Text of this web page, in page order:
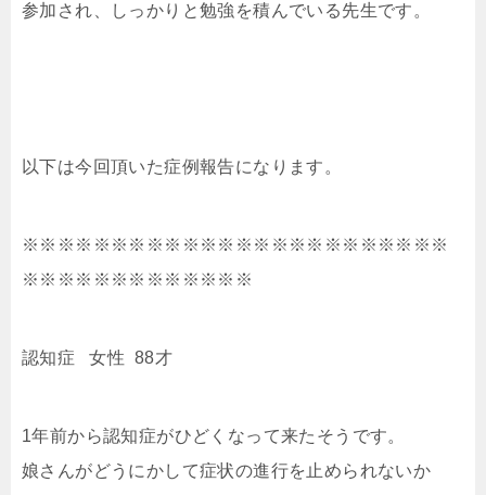
参加され、しっかりと勉強を積んでいる先生です。
以下は今回頂いた症例報告になります。
※※※※※※※※※※※※※※※※※※※※※※※※
※※※※※※※※※※※※※
認知症 女性 88才
1年前から認知症がひどくなって来たそうです。
娘さんがどうにかして症状の進行を止められないか